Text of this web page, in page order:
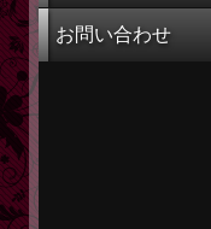
お問い合わせ